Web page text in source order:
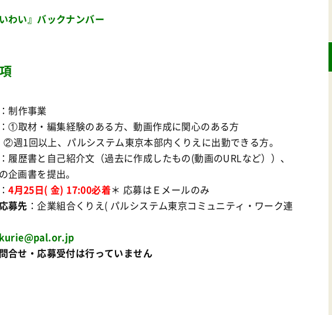
わい』バックナンバー
：制作事業
：①取材・編集経験のある方、動画作成に関心のある方
上、パルシステム東京本部内くりえに出勤できる方。
：履歴書と自己紹介文（過去に作成したもの(動画のURLなど））、
企画書を提出。
：4月25日( 金) 17:00必着＊ 応募はＥメールのみ
募先 ：企業組合くりえ( パルシステム東京コミュニティ・ワーク連
kurie@pal.or.jp
合せ・応募受付は行っていません